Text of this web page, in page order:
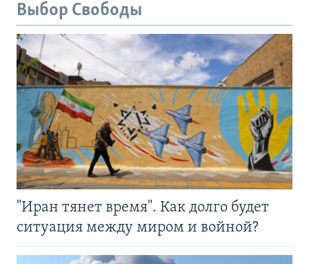
Выбор Свободы
"Иран тянет время". Как долго будет
ситуация между миром и войной?